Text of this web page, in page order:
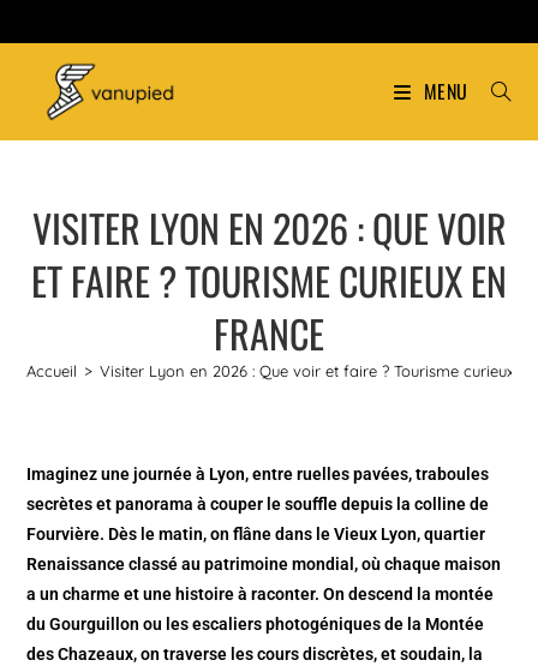
MENU
VISITER LYON EN 2026 : QUE VOIR
ET FAIRE ? TOURISME CURIEUX EN
FRANCE
Accueil > Visiter Lyon en 2026 : Que voir et faire ? Tourisme curieux
Imaginez une journée à Lyon, entre ruelles pavées, traboules
secrètes et panorama à couper le souffle depuis la colline de
Fourvière. Dès le matin, on flâne dans le Vieux Lyon, quartier
Renaissance classé au patrimoine mondial, où chaque maison
a un charme et une histoire à raconter. On descend la montée
du Gourguillon ou les escaliers photogéniques de la Montée
des Chazeaux, on traverse les cours discrètes, et soudain, la